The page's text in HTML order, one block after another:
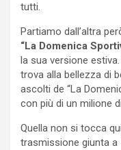
tutti.
Partiamo dall’altra
“La Domenica
la sua versione
trova alla bellezza di
ascolti de “La
con più di un milione
Quella non si tocca
trasmissione giunta a